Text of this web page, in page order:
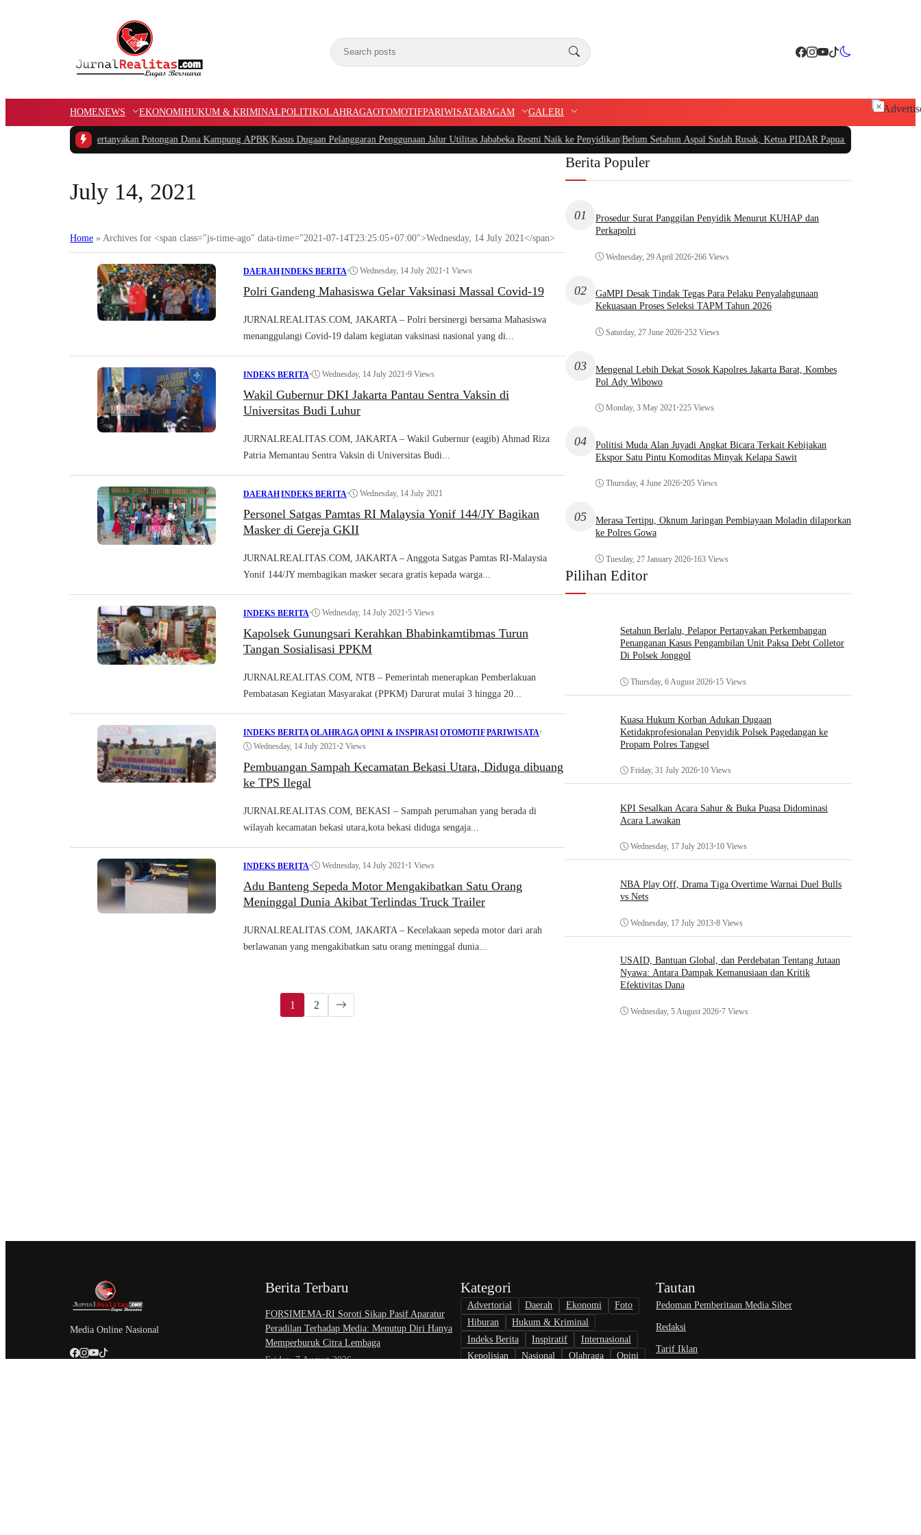
HOMENEWS EKONOMIHUKUM & KRIMINALPOLITIKOLAHRAGAOTOMOTIFPARIWISATARAGAM GALERI
Papua Barat Pertanyakan Potongan Dana Kampung APBK|Kasus Dugaan Pelanggaran Penggunaan Jalur Utilitas Jababeka Resmi Naik ke Penyidikan|Belum Setahun Aspal Sudah Rusak, Ketua PIDAR Papua Barat Minta Kajati Papua
July 14, 2021
Home » Archives for <span class="js-time-ago" data-time="2021-07-14T23:25:05+07:00">Wednesday, 14 July 2021</span>
DAERAH|INDEKS BERITA• Wednesday, 14 July 2021•1 Views
Polri Gandeng Mahasiswa Gelar Vaksinasi Massal Covid-19
JURNALREALITAS.COM, JAKARTA – Polri bersinergi bersama Mahasiswa
menanggulangi Covid-19 dalam kegiatan vaksinasi nasional yang di...
INDEKS BERITA• Wednesday, 14 July 2021•9 Views
Wakil Gubernur DKI Jakarta Pantau Sentra Vaksin di
Universitas Budi Luhur
JURNALREALITAS.COM, JAKARTA – Wakil Gubernur (eagib) Ahmad Riza
Patria Memantau Sentra Vaksin di Universitas Budi...
DAERAH|INDEKS BERITA• Wednesday, 14 July 2021
Personel Satgas Pamtas RI Malaysia Yonif 144/JY Bagikan
Masker di Gereja GKII
JURNALREALITAS.COM, JAKARTA – Anggota Satgas Pamtas RI-Malaysia
Yonif 144/JY membagikan masker secara gratis kepada warga...
INDEKS BERITA• Wednesday, 14 July 2021•5 Views
Kapolsek Gunungsari Kerahkan Bhabinkamtibmas Turun
Tangan Sosialisasi PPKM
JURNALREALITAS.COM, NTB – Pemerintah menerapkan Pemberlakuan
Pembatasan Kegiatan Masyarakat (PPKM) Darurat mulai 3 hingga 20...
INDEKS BERITA|OLAHRAGA|OPINI & INSPIRASI|OTOMOTIF|PARIWISATA•
Wednesday, 14 July 2021•2 Views
Pembuangan Sampah Kecamatan Bekasi Utara, Diduga dibuang
ke TPS Ilegal
JURNALREALITAS.COM, BEKASI – Sampah perumahan yang berada di
wilayah kecamatan bekasi utara,kota bekasi diduga sengaja...
INDEKS BERITA• Wednesday, 14 July 2021•1 Views
Adu Banteng Sepeda Motor Mengakibatkan Satu Orang
Meninggal Dunia Akibat Terlindas Truck Trailer
JURNALREALITAS.COM, JAKARTA – Kecelakaan sepeda motor dari arah
berlawanan yang mengakibatkan satu orang meninggal dunia...
1 2
Berita Populer
01
Prosedur Surat Panggilan Penyidik Menurut KUHAP dan
Perkapolri
Wednesday, 29 April 2026•266 Views
02
GaMPI Desak Tindak Tegas Para Pelaku Penyalahgunaan
Kekuasaan Proses Seleksi TAPM Tahun 2026
Saturday, 27 June 2026•252 Views
03
Mengenal Lebih Dekat Sosok Kapolres Jakarta Barat, Kombes
Pol Ady Wibowo
Monday, 3 May 2021•225 Views
04
Politisi Muda Alan Juyadi Angkat Bicara Terkait Kebijakan
Ekspor Satu Pintu Komoditas Minyak Kelapa Sawit
Thursday, 4 June 2026•205 Views
05
Merasa Tertipu, Oknum Jaringan Pembiayaan Moladin dilaporkan
ke Polres Gowa
Tuesday, 27 January 2026•163 Views
Pilihan Editor
Setahun Berlalu, Pelapor Pertanyakan Perkembangan
Penanganan Kasus Pengambilan Unit Paksa Debt Colletor
Di Polsek Jonggol
Thursday, 6 August 2026•15 Views
Kuasa Hukum Korban Adukan Dugaan
Ketidakprofesionalan Penyidik Polsek Pagedangan ke
Propam Polres Tangsel
Friday, 31 July 2026•10 Views
KPI Sesalkan Acara Sahur & Buka Puasa Didominasi
Acara Lawakan
Wednesday, 17 July 2013•10 Views
NBA Play Off, Drama Tiga Overtime Warnai Duel Bulls
vs Nets
Wednesday, 17 July 2013•8 Views
USAID, Bantuan Global, dan Perdebatan Tentang Jutaan
Nyawa: Antara Dampak Kemanusiaan dan Kritik
Efektivitas Dana
Wednesday, 5 August 2026•7 Views
Media Online Nasional
Berita Terbaru
​FORSIMEMA-RI Soroti Sikap Pasif Aparatur
Peradilan Terhadap Media: Menutup Diri Hanya
Memperburuk Citra Lembaga
Friday, 7 August 2026
Kategori
Advertorial Daerah Ekonomi
Foto
Hiburan
Hukum & Kriminal
Indeks Berita
Inspiratif
Internasional
Kepolisian
Nasional Olahraga
Opini
Tautan
Pedoman Pemberitaan Media Siber
Redaksi
Tarif Iklan
×